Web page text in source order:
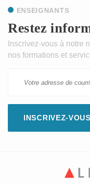
Restez
ENSEIGNANTS
Inscrivez-vous à notre
nos formations et